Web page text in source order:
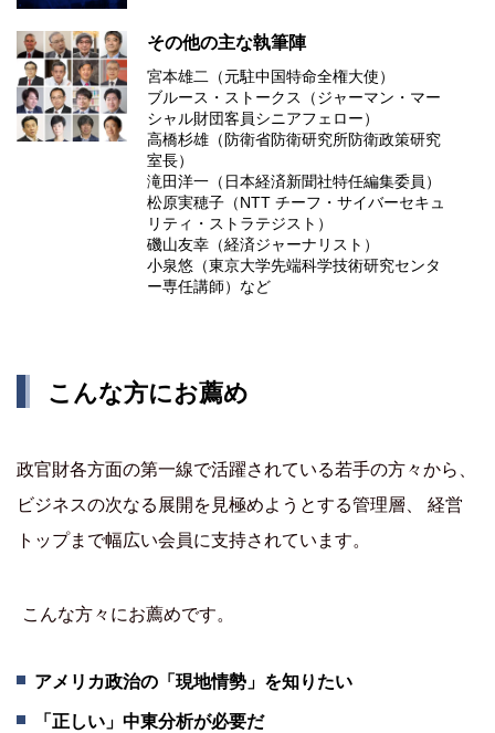
その他の主な執筆陣
宮本雄二（元駐中国特命全権大使）
ブルース・ストークス（ジャーマン・マー
シャル財団客員シニアフェロー）
高橋杉雄（防衛省防衛研究所防衛政策研究
室長）
滝田洋一（日本経済新聞社特任編集委員）
松原実穂子（NTT チーフ・サイバーセキュ
リティ・ストラテジスト）
磯山友幸（経済ジャーナリスト）
小泉悠（東京大学先端科学技術研究センタ
ー専任講師）など
こんな方にお薦め
政官財各方面の第一線で活躍されている若手の方々から、
ビジネスの次なる展開を見極めようとする管理層、 経営
トップまで幅広い会員に支持されています。
こんな方々にお薦めです。
アメリカ政治の「現地情勢」を知りたい
「正しい」中東分析が必要だ